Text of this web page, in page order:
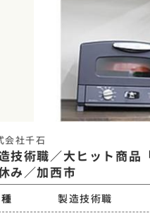
会社千石
技術職／大ヒット商品
み／加西市
製造技術職